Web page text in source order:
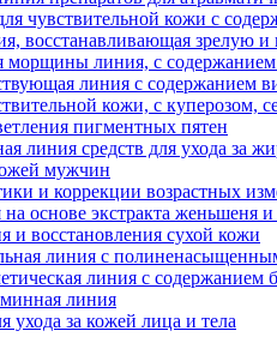
чувствительной кожи с
восстанавливающая зрелую
линия, с содержанием
линия с содержанием
кожи, с куперозом,
пигментных пятен
линия средств для ухода за
мужчин
и коррекции возрастных
основе экстракта женьшеня
и восстановления сухой кожи
линия с
линия с содержанием
линия
ухода за кожей лица и тела